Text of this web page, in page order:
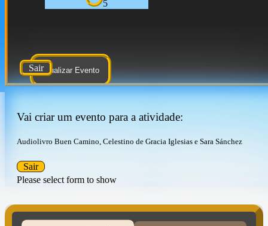
5
Atualizar Evento
Sair
Vai criar um evento para a atividade:
Audiolivro Buen Camino, Celestino de Gracia Iglesias e Sara Sánchez
Please select form to show
Sair